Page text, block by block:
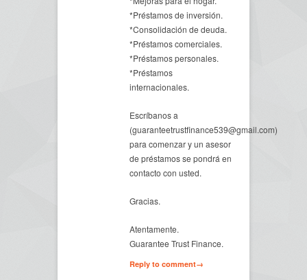
*Préstamos de inversión.
*Consolidación de deuda.
*Préstamos comerciales.
*Préstamos personales.
*Préstamos
internacionales.
Escríbanos a
(guaranteetrustfinance539@gmail.com)
para comenzar y un asesor
de préstamos se pondrá en
contacto con usted.
Gracias.
Atentamente.
Guarantee Trust Finance.
Reply to comment→